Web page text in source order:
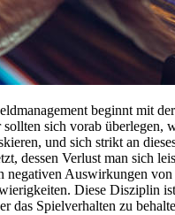
beginnt mit
sollten sich vorab überlegen,
und sich strikt an
dessen Verlust man sich
negativen Auswirkungen von
Diese Disziplin
das Spielverhalten zu